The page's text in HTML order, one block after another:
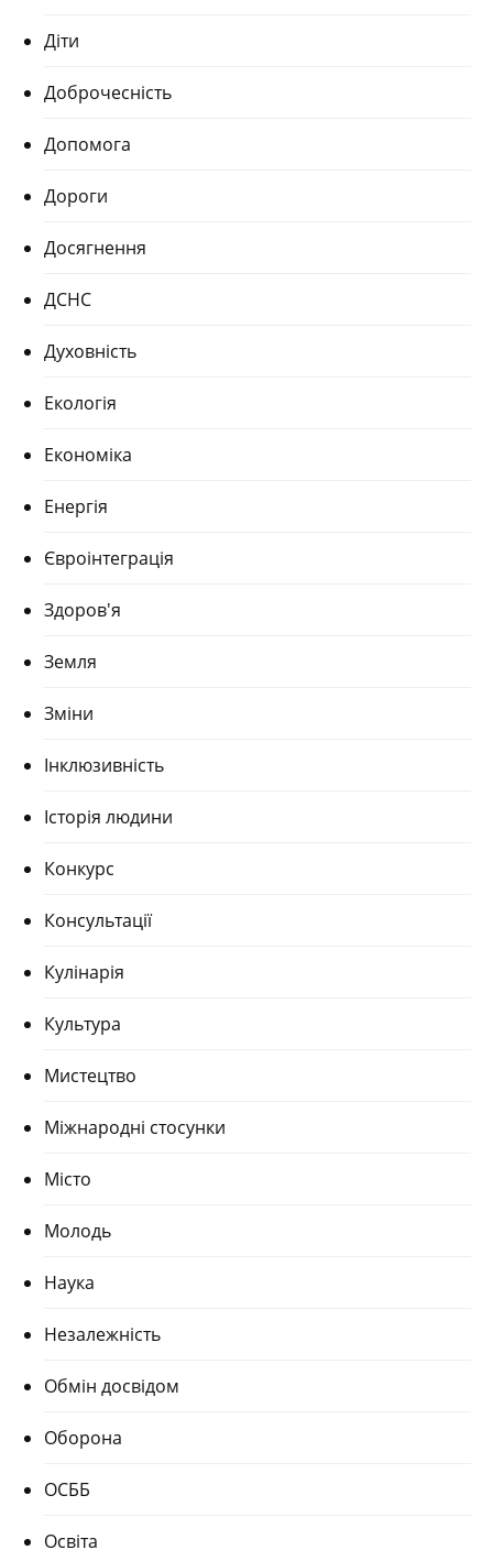
Діти
Доброчесність
Допомога
Дороги
Досягнення
ДСНС
Духовність
Екологія
Економіка
Енергія
Євроінтеграція
Здоров'я
Земля
Зміни
Інклюзивність
Історія людини
Конкурс
Консультації
Кулінарія
Культура
Мистецтво
Міжнародні стосунки
Місто
Молодь
Наука
Незалежність
Обмін досвідом
Оборона
ОСББ
Освіта